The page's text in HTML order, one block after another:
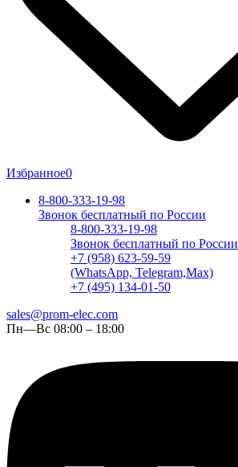
Избранное0
8-800-333-19-98
Звонок бесплатный по России
8-800-333-19-98
Звонок бесплатный по России
+7 (958) 623-59-59
(WhatsApp, Telegram,Max)
+7 (495) 134-01-50
sales@prom-elec.com
Пн—Вс 08:00 – 18:00